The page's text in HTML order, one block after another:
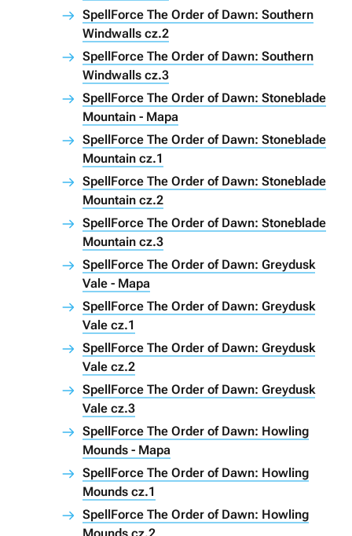
SpellForce The Order of Dawn: Southern
Windwalls cz.2
SpellForce The Order of Dawn: Southern
Windwalls cz.3
SpellForce The Order of Dawn: Stoneblade
Mountain - Mapa
SpellForce The Order of Dawn: Stoneblade
Mountain cz.1
SpellForce The Order of Dawn: Stoneblade
Mountain cz.2
SpellForce The Order of Dawn: Stoneblade
Mountain cz.3
SpellForce The Order of Dawn: Greydusk
Vale - Mapa
SpellForce The Order of Dawn: Greydusk
Vale cz.1
SpellForce The Order of Dawn: Greydusk
Vale cz.2
SpellForce The Order of Dawn: Greydusk
Vale cz.3
SpellForce The Order of Dawn: Howling
Mounds - Mapa
SpellForce The Order of Dawn: Howling
Mounds cz.1
SpellForce The Order of Dawn: Howling